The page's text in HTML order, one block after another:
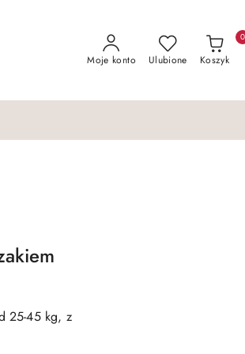
Moje konto Ulubione Koszyk
0
25-45 kg, z